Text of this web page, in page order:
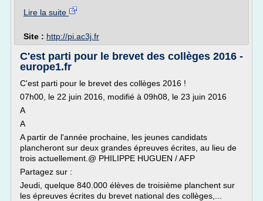
Lire la suite
Site : http://pi.ac3j.fr
C'est parti pour le brevet des collèges 2016 -
europe1.fr
C'est parti pour le brevet des collèges 2016 !
07h00, le 22 juin 2016, modifié à 09h08, le 23 juin 2016
A
A
A partir de l'année prochaine, les jeunes candidats
plancheront sur deux grandes épreuves écrites, au lieu de
trois actuellement.@ PHILIPPE HUGUEN / AFP
Partagez sur :
Jeudi, quelque 840.000 élèves de troisième planchent sur
les épreuves écrites du brevet national des collèges,...